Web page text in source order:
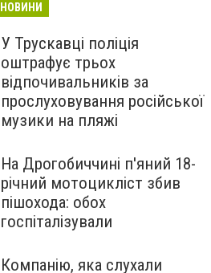
У Трускавці поліція
оштрафує трьох
відпочивальників за
прослуховування російської
музики на пляжі
На Дрогобиччині п'яний 18-
річний мотоцикліст збив
пішохода: обох
госпіталізували
Компанію, яка слухали